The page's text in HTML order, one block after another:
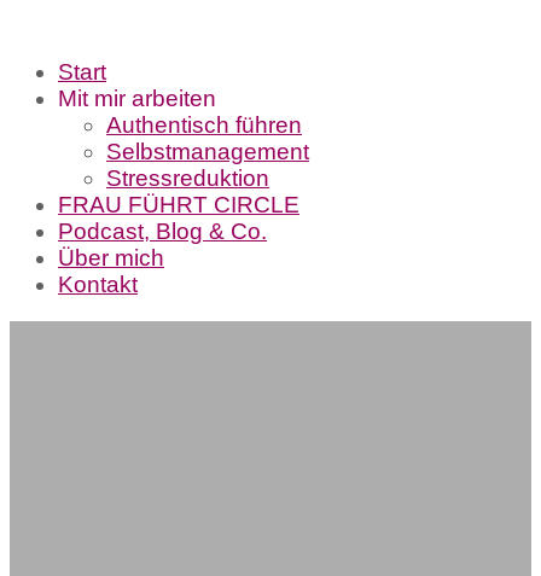
Start
Mit mir arbeiten
Authentisch führen
Selbstmanagement
Stressreduktion
FRAU FÜHRT CIRCLE
Podcast, Blog & Co.
Über mich
Kontakt